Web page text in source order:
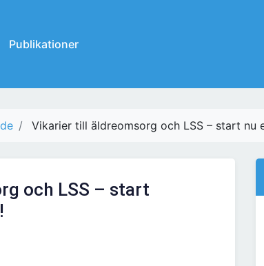
Publikationer
Vikarier till äldreomsorg och LSS – start nu
och LSS – start